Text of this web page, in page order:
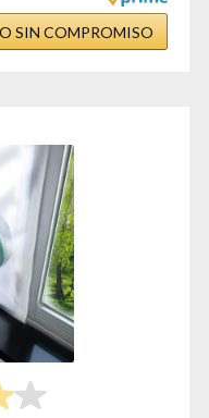
SIN COMPROMISO